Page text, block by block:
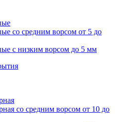
со средним ворсом от 5 до
с низким ворсом до 5 мм
со средним ворсом от 10 до